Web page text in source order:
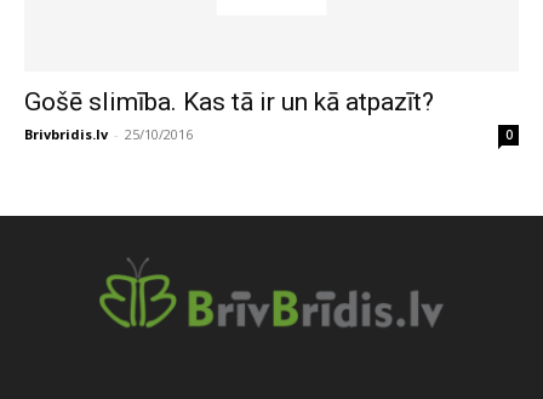
Gošē slimība. Kas tā ir un kā atpazīt?
Brivbridis.lv - 25/10/2016 0